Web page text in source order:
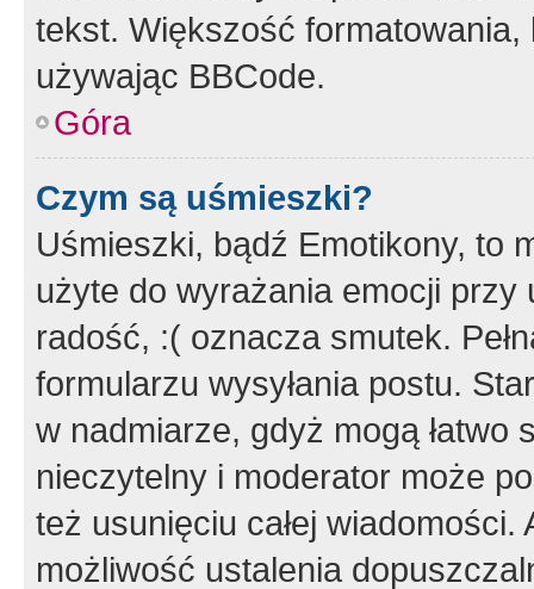
tekst. Większość
używając BBCode.
Góra
Czym są uśmieszki?
Uśmieszki, bądź Emotikony, to
użyte do wyrażania emocji
radość, :( oznacza smutek.
formularzu wysyłania postu.
w nadmiarze, gdyż mogą
nieczytelny i moderator może
też usunięciu całej
możliwość ustalenia